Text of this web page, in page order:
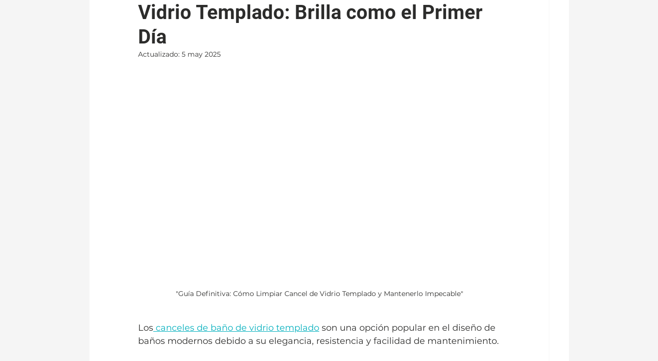
Vidrio Templado: Brilla como el Primer
Día
Actualizado: 5 may 2025
"Guía Definitiva: Cómo Limpiar Cancel de Vidrio Templado y Mantenerlo Impecable"
Los canceles de baño de vidrio templado son una opción popular en el diseño de
baños modernos debido a su elegancia, resistencia y facilidad de mantenimiento.